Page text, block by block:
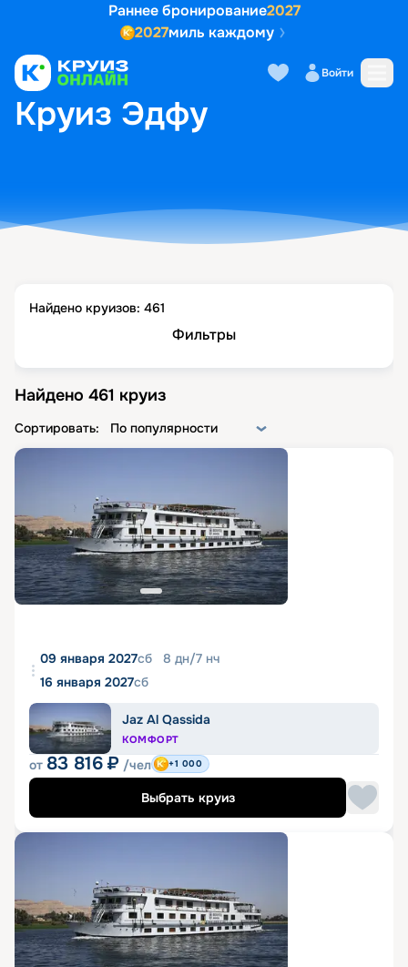
Раннее бронирование2027
2027миль каждому
Войти
ГЛАВНАЯ • ПОПУЛЯРНЫЕ НАПРАВЛЕНИЯ КРУИЗ ЭДФУ
Круиз Эдфу
Найдено круизов: 461
Фильтры
Найдено 461 круиз
Сортировать: По популярности
09 января 2027сб 8 дн/7 нч
16 января 2027сб
Jaz Al Qassida
КОМФОРТ
от 83 816 ₽ /чел +1 000
Выбрать круиз